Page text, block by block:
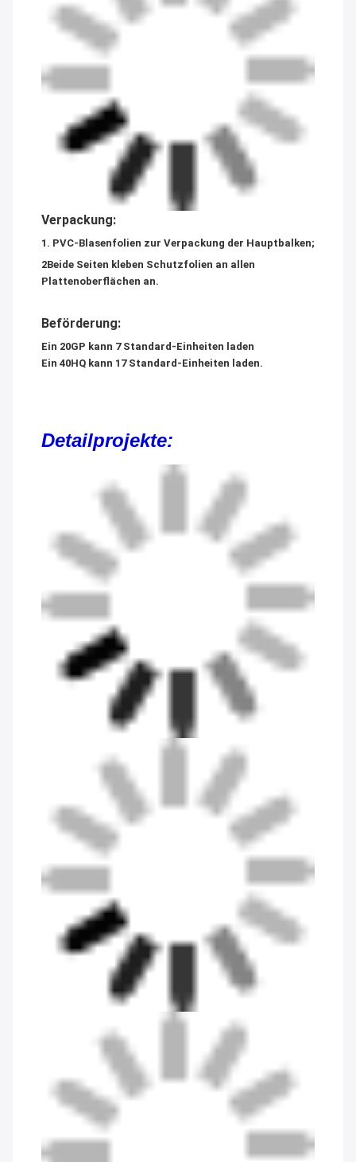
Verpackung:
1. PVC-Blasenfolien zur Verpackung der Hauptbalken;
2Beide Seiten kleben Schutzfolien an allen
Plattenoberflächen an.
Beförderung:
Ein 20GP kann 7 Standard-Einheiten laden
Ein 40HQ kann 17 Standard-Einheiten laden.
Detailprojekte: